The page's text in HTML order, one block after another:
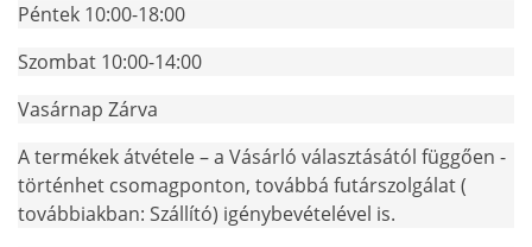
Péntek 10:00-18:00
Szombat 10:00-14:00
Vasárnap Zárva
A termékek átvétele – a Vásárló választásától függően -
történhet csomagponton, továbbá futárszolgálat (
továbbiakban: Szállító) igénybevételével is.